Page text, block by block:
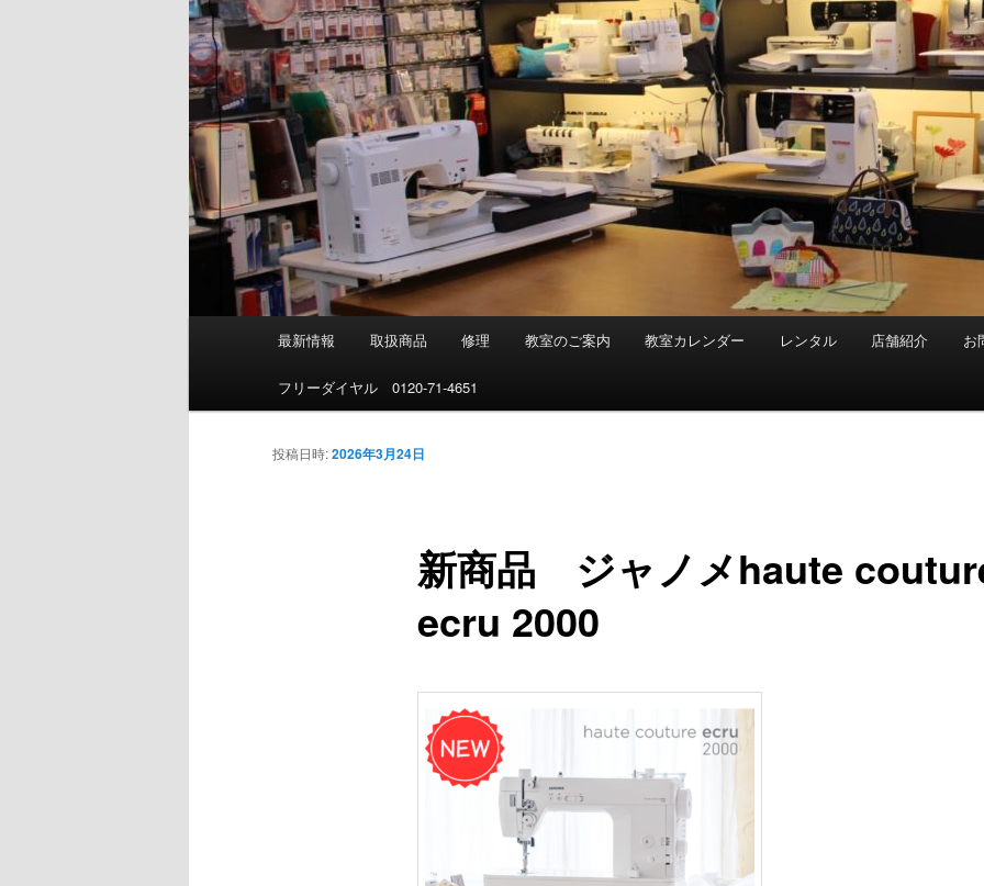
メ
最新情報 取扱商品 修理 教室のご案内 教室カレンダー レンタル 店舗紹介 お
フリーダイヤル 0120-71-4651
新商品 ジャノメhaute
ecru 2000
投稿日時:2026年3月24日